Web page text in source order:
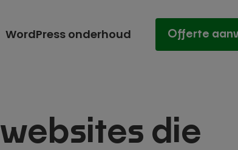
WordPress onderhoud Offerte
websites die